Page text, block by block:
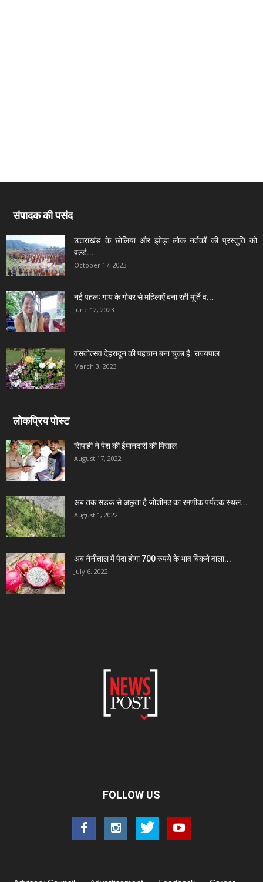
संपादक की पसंद
उत्तराखंड के छोलिया और झोड़ा लोक नर्तकों की प्रस्तुति को
वर्ल्ड...
October 17, 2023
नई पहलः गाय के गोबर से महिलाऐं बना रही मूर्ति व...
June 12, 2023
वसंतोत्सव देहरादून की पहचान बना चुका है: राज्यपाल
March 3, 2023
लोकप्रिय पोस्ट
सिपाही ने पेश की ईमानदारी की मिसाल
August 17, 2022
अब तक सड़क से अछूता है जोशीमठ का रमणीक पर्यटक स्थल...
August 1, 2022
अब नैनीताल में पैदा होगा 700 रुपये के भाव बिकने वाला...
July 6, 2022
FOLLOW US